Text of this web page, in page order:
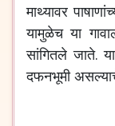
माथ्यावर
यामुळेच या
सांगितले जाते.
दफनभूमी